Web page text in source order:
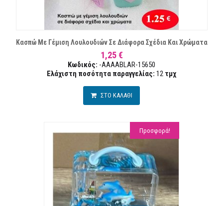
Κασπώ Με Γέμιση Λουλουδιών Σε Διάφορα Σχέδια Και Χρώματα
1,25 €
Κωδικός: -AAAABLAR-15650
Ελάχιστη ποσότητα παραγγελίας: 12 τμχ
ΣΤΟ ΚΑΛΑΘΙ
Προσφορά!